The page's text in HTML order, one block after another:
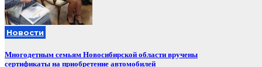
Новости
Многодетным семьям Новосибирской области вручены
сертификаты на приобретение автомобилей